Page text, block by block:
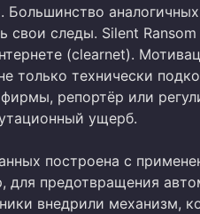
свои следы. Silent
(clearnet).
только технически
репортёр или
ущерб.
построена с
предотвращения
внедрили механизм,